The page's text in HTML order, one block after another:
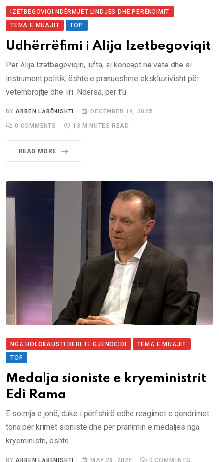
IZETBEGOVIQI NDËRMJET LINDJES DHE PERËNDIMIT
TEMA E MUAJIT
TOP
Udhërrëfimi i Alija Izetbegoviqit
Për Alija Izetbegoviqin, lufta, si koncept në vete dhe si
instrument politik, është e pranueshme ekskluzivisht për
vetëmbrojtje dhe liri. Ndërsa, për t’u
BY ARBEN LABËNISHTI DECEMBER 19, 2025
0 COMMENTS 13 MINUTES READ
READ MORE
NGA HOLOKAUSTI DERI TE GJENOCIDI
TEMA E MUAJIT
TOP
Medalja sioniste e kryeministrit
Edi Rama
E sotmja e jonë, duke i përfshirë edhe reagimet e qëndrimet
tona për krimet sioniste dhe për pranimin e medaljes nga
kryeministri, është
BYARBEN LABËNISHTI MAY 29, 2025 0 COMMENTS